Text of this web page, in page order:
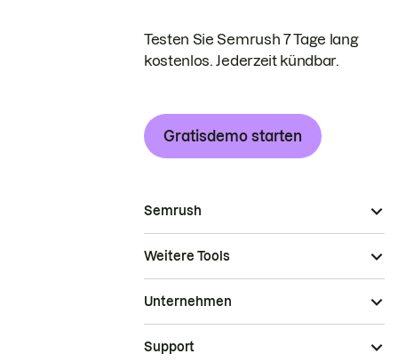
Testen Sie Semrush 7 Tage lang
kostenlos. Jederzeit kündbar.
Gratisdemo starten
Semrush
Weitere Tools
Unternehmen
Support